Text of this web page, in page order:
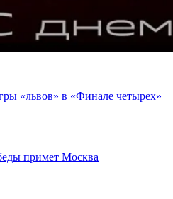
«львов» в «Финале четырех»
примет Москва